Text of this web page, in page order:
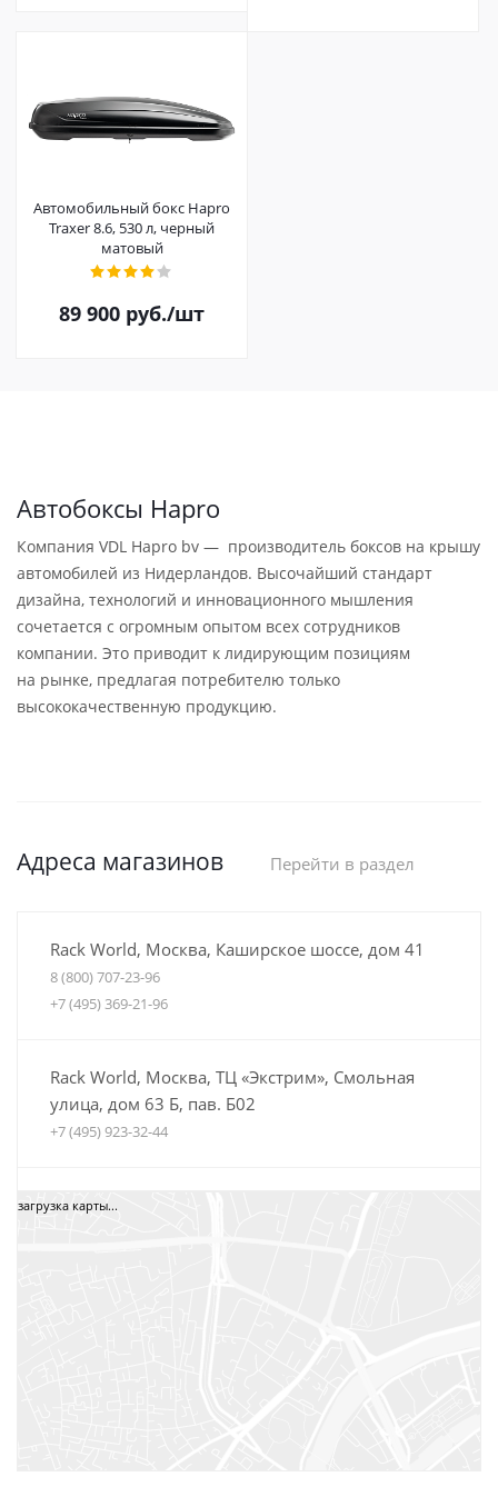
Автомобильный бокс Hapro
Traxer 8.6, 530 л, черный
матовый
89 900 руб./шт
Автобоксы Hapro
Компания VDL Hapro bv — производитель боксов на крышу
автомобилей из Нидерландов. Высочайший стандарт
дизайна, технологий и инновационного мышления
сочетается с огромным опытом всех сотрудников
компании. Это приводит к лидирующим позициям
на рынке, предлагая потребителю только
высококачественную продукцию.
Адреса магазинов Перейти в раздел
Rack World, Москва, Каширское шоссе, дом 41
8 (800) 707-23-96
+7 (495) 369-21-96
Rack World, Москва, ТЦ «Экстрим», Смольная
улица, дом 63 Б, пав. Б02
+7 (495) 923-32-44
Автобагажники Boxteam.ru, ТЦ СпортЕХ, Москва,
загрузка карты...